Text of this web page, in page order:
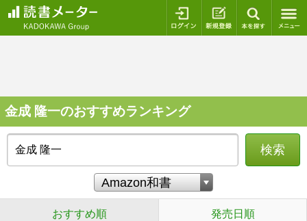
ログイン 新規登録
金成 隆一のおすすめランキング
検索
おすすめ順 発売日順